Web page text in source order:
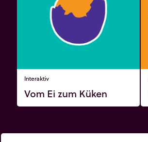
Interaktiv
Vom Ei zum Küken